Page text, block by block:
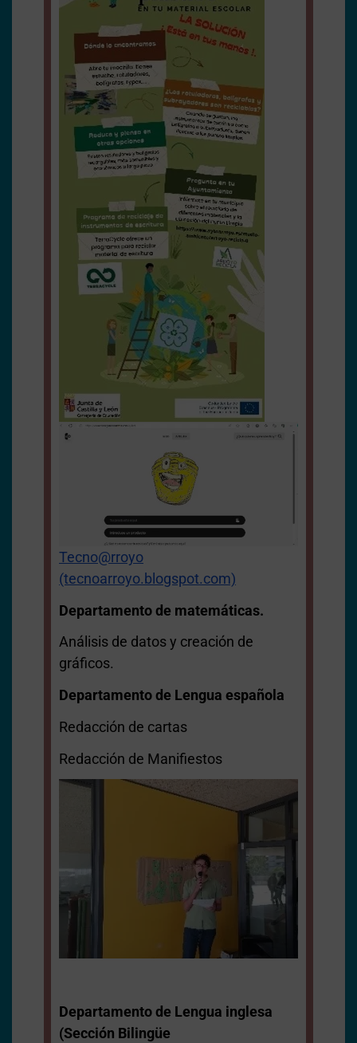
Tecno@rroyo
(tecnoarroyo.blogspot.com)
Departamento de matemáticas.
Análisis de datos y creación de
gráficos.
Departamento de Lengua española
Redacción de cartas
Redacción de Manifiestos
Departamento de Lengua inglesa
(Sección Bilingüe